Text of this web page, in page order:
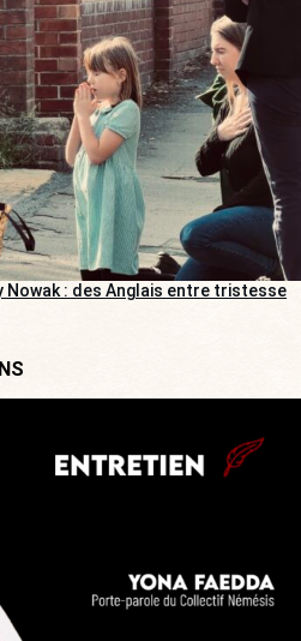
Nowak : des Anglais entre tristesse